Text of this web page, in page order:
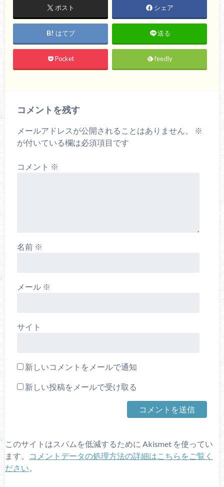
ポスト シェア
はてブ 送る
Pocket feedly
コメントを残す
メールアドレスが公開されることはありません。
※
が付いている欄は必須項目です
コメント ※
名前 ※
メール ※
サイト
新しいコメントをメールで通知
新しい投稿をメールで受け取る
このサイトはスパムを低減するために Akismet を使ってい
ます。
コメントデータの処理方法の詳細はこちらをご覧く
ださい